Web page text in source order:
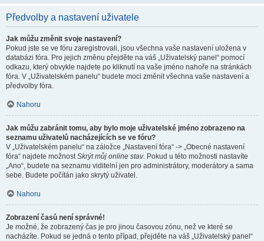
Předvolby a nastavení uživatele
Jak můžu změnit svoje nastavení?
Pokud jste se ve fóru zaregistrovali, jsou všechna vaše nastavení uložena v
databázi fóra. Pro jejich změnu přejděte na váš „Uživatelský panel“ pomocí
odkazu, který obvykle najdete po kliknutí na vaše jméno nahoře na stránkách
fóra. V „Uživatelském panelu“ budete moci změnit všechna vaše nastavení a
předvolby fóra.
Nahoru
Jak můžu zabránit tomu, aby bylo moje uživatelské jméno zobrazeno na
seznamu uživatelů nacházejících se ve fóru?
V „Uživatelském panelu“ na záložce „Nastavení fóra“ -> „Obecné nastavení
fóra“ najdete možnostSkrýt můj online stav. Pokud u této možnosti nastavíte
„Ano“, budete na seznamu viditelní jen pro administrátory, moderátory a sama
sebe. Budete počítán jako skrytý uživatel.
Nahoru
Zobrazení časů není správné!
Je možné, že zobrazený čas je pro jinou časovou zónu, než ve které se
nacházíte. Pokud se jedná o tento případ, přejděte na váš „Uživatelský panel“